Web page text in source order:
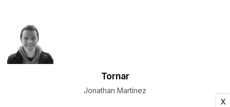
X
Tornar
Jonathan Martínez